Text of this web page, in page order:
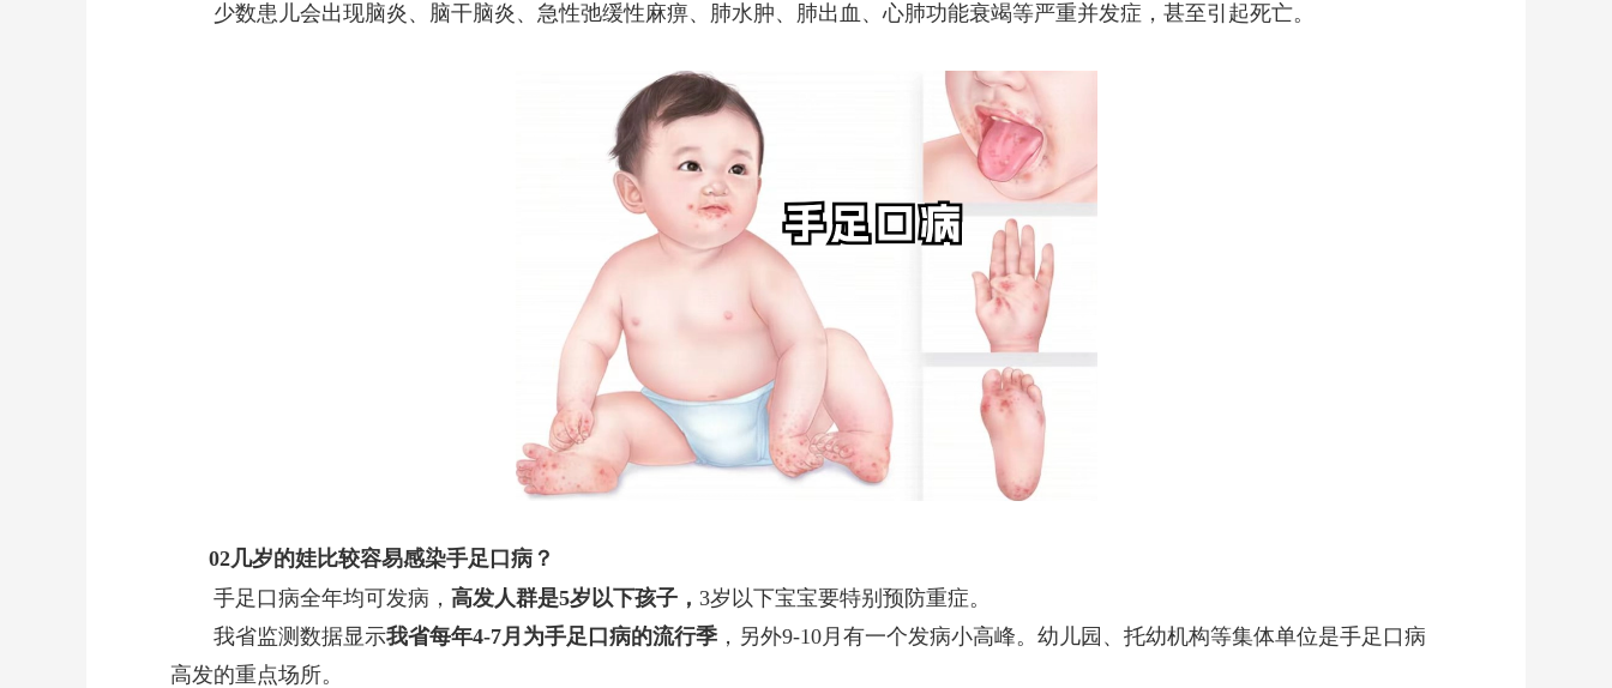
少数患儿会出现脑炎、脑干脑炎、急性弛缓性麻痹、肺水肿、肺出血、心肺功能衰竭等严重并发症，甚至引起死亡。
02几岁的娃比较容易感染手足口病？
手足口病全年均可发病， 高发人群是5岁以下孩子 ， 3岁以下宝宝要特别预防重症。
我省监测数据显示我省每年4-7月为手足口病的流行季 ，另外9-10月有一个发病小高峰。幼儿园、托幼机构等集体单位是手足口病
高发的重点场所。